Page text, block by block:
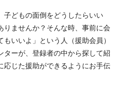
子どもの面倒をどうしたらいい
ませんか？そんな時、事前に会
いいよ」という人（援助会員）
ターが、登録者の中から探して紹
応じた援助ができるようにお手伝